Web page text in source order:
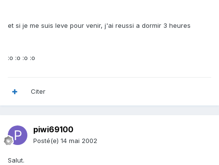
et si je me suis leve pour venir, j'ai reussi a dormir 3 heures
:o :o :o :o
Citer
piwi69100
Posté(e) 14 mai 2002
Salut.